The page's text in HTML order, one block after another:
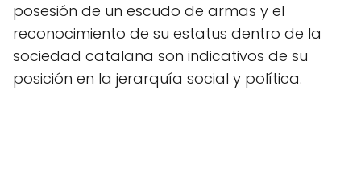
posesión de un escudo de armas y el
reconocimiento de su estatus dentro de la
sociedad catalana son indicativos de su
posición en la jerarquía social y política.